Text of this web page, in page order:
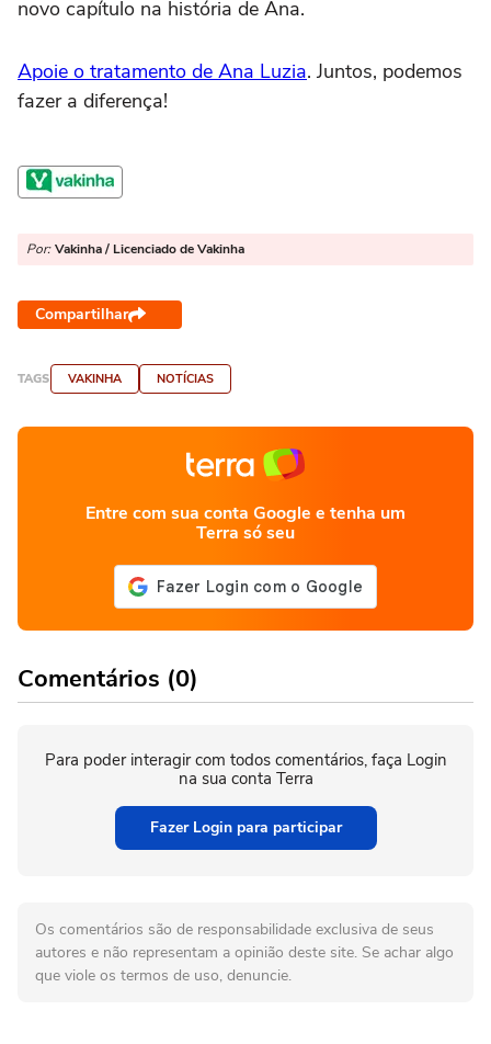
novo capítulo na história de Ana.
Apoie o tratamento de Ana Luzia. Juntos, podemos
fazer a diferença!
Por: Vakinha / Licenciado de Vakinha
Compartilhar
TAGS VAKINHA NOTÍCIAS
Entre com sua conta Google e tenha um
Terra só seu
Comentários (0)
Para poder interagir com todos comentários, faça Login
na sua conta Terra
Fazer Login para participar
Os comentários são de responsabilidade exclusiva de seus
autores e não representam a opinião deste site. Se achar algo
que viole os termos de uso, denuncie.